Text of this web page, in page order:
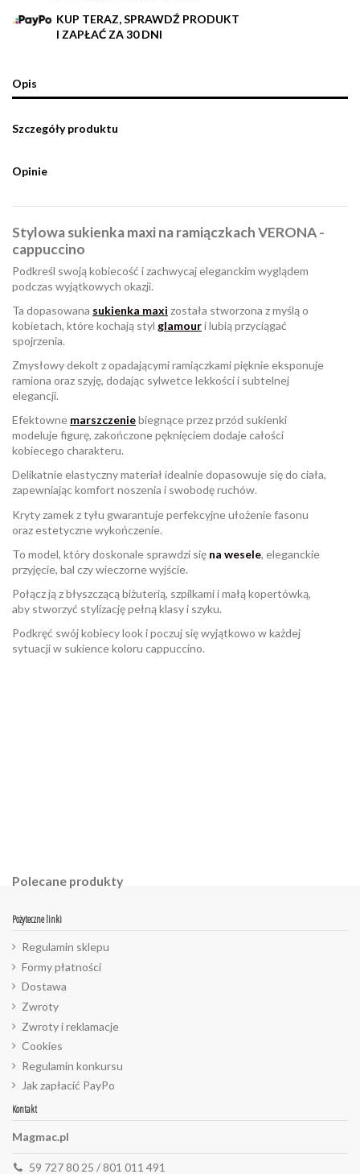
KUP TERAZ, SPRAWDŹ PRODUKT
I ZAPŁAĆ ZA 30 DNI
Opis
Szczegóły produktu
Opinie
Stylowa sukienka maxi na ramiączkach VERONA -
cappuccino
Podkreśl swoją kobiecość i zachwycaj eleganckim wyglądem
podczas wyjątkowych okazji.
Ta dopasowana sukienka maxi została stworzona z myślą o
kobietach, które kochają styl glamouri lubią przyciągać
spojrzenia.
Zmysłowy dekolt z opadającymi ramiączkami pięknie eksponuje
ramiona oraz szyję, dodając sylwetce lekkości i subtelnej
elegancji.
Efektowne marszczeniebiegnące przez przód sukienki
modeluje figurę, zakończone pęknięciem dodaje całości
kobiecego charakteru.
Delikatnie elastyczny materiał idealnie dopasowuje się do ciała,
zapewniając komfort noszenia i swobodę ruchów.
Kryty zamek z tyłu gwarantuje perfekcyjne ułożenie fasonu
oraz estetyczne wykończenie.
To model, który doskonale sprawdzi się na wesele, eleganckie
przyjęcie, bal czy wieczorne wyjście.
Połącz ją z błyszczącą biżuterią, szpilkami i małą kopertówką,
aby stworzyć stylizację pełną klasy i szyku.
Podkręć swój kobiecy look i poczuj się wyjątkowo w każdej
sytuacji w sukience koloru cappuccino.
Polecane produkty
Pożyteczne linki
Regulamin sklepu
Formy płatności
Dostawa
Zwroty
Zwroty i reklamacje
Cookies
Regulamin konkursu
Jak zapłacić PayPo
Kontakt
Magmac.pl
59 727 80 25 / 801 011 491